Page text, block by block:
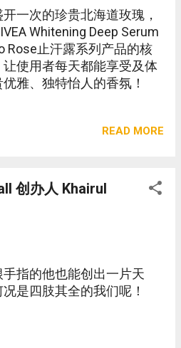
一次的珍贵北海道玫瑰，
Whitening Deep Serum
Rose止汗露系列产品的核
让使用者每天都能享受及体
雅、独特怡人的香氛！
READ MORE
创办人 Khairul
指的他也能创出一片天
是四肢其全的我们呢！